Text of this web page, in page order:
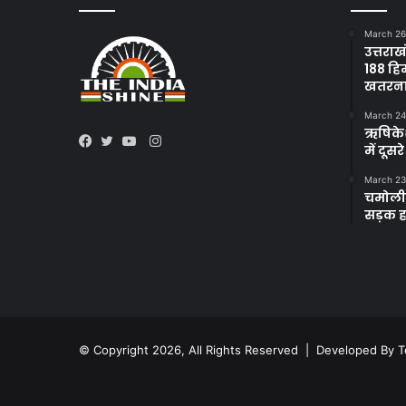
Instagram
March
188
March
में दूसरे
March
सड़क
© Copyright 2026, All Rights Reserved | Developed By